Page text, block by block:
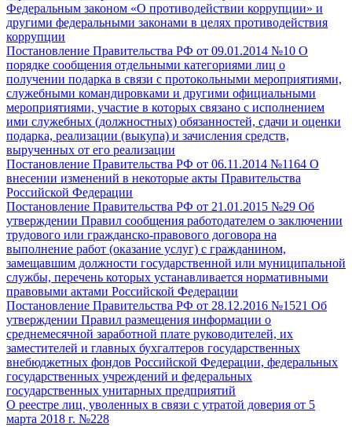
Федеральным законом «О противодействии коррупции» и
другими федеральными законами в целях противодействия
коррупции
Постановление Правительства РФ от 09.01.2014 №10 О
порядке сообщения отдельными категориями лиц о
получении подарка в связи с протокольными мероприятиями,
служебными командировками и другими официальными
мероприятиями, участие в которых связано с исполнением
ими служебных (должностных) обязанностей, сдачи и оценки
подарка, реализации (выкупа) и зачисления средств,
вырученных от его реализации
Постановление Правительства РФ от 06.11.2014 №1164 О
внесении изменений в некоторые акты Правительства
Российской Федерации
Постановление Правительства РФ от 21.01.2015 №29 Об
утверждении Правил сообщения работодателем о заключении
трудового или гражданско-правового договора на
выполнение работ (оказание услуг) с гражданином,
замещавшим должности государственной или муниципальной
службы, перечень которых устанавливается нормативными
правовыми актами Российской Федерации
Постановление Правительства РФ от 28.12.2016 №1521 Об
утверждении Правил размещения информации о
среднемесячной заработной плате руководителей, их
заместителей и главных бухгалтеров государственных
внебюджетных фондов Российской Федерации, федеральных
государственных учреждений и федеральных
государственных унитарных предприятий
О реестре лиц, уволенных в связи с утратой доверия от 5
марта 2018 г. №228